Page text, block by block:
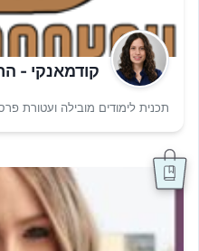
קודמאנקי -
תכנית לימודים מובילה ועטורת